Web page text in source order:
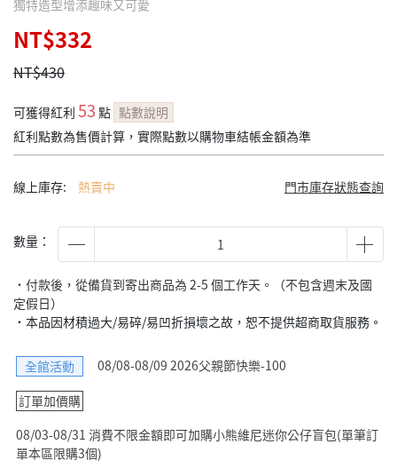
獨特造型增添趣味又可愛
NT$332
NT$430
可獲得紅利 53 點 點數說明
紅利點數為售價計算，實際點數以購物車結帳金額為準
線上庫存: 熱賣中 門市庫存狀態查詢
數量：
˙付款後，從備貨到寄出商品為 2-5 個工作天。（不包含週末及國
定假日）
˙本品因材積過大/易碎/易凹折損壞之故，恕不提供超商取貨服務。
全館活動
08/08-08/09 2026父親節快樂-100
訂單加價購
08/03-08/31 消費不限金額即可加購小熊維尼迷你公仔盲包(單筆訂
單本區限購3個)